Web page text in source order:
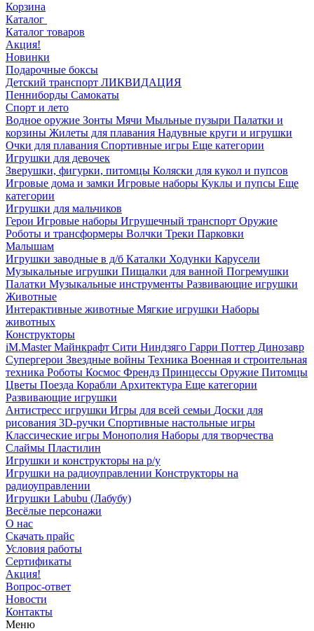
Корзина
Каталог
Каталог товаров
Акция!
Новинки
Подарочные боксы
Детский транспорт ЛИКВИДАЦИЯ
Пенниборды Самокаты
Спорт и лето
Водное оружие Зонты Мячи Мыльные пузыри Палатки и
корзины Жилеты для плавания Надувные круги и игрушки
Очки для плавания Спортивные игры Еще категории
Игрушки для девочек
Зверушки, фигурки, питомцы Коляски для кукол и пупсов
Игровые дома и замки Игровые наборы Куклы и пупсы Еще
категории
Игрушки для мальчиков
Герои Игровые наборы Игрушечный транспорт Оружие
Роботы и трансформеры Волчки Треки Парковки
Малышам
Игрушки заводные в д/б Каталки Ходунки Карусели
Музыкальные игрушки Пищалки для ванной Погремушки
Палатки Музыкальные инструменты Развивающие игрушки
Животные
Интерактивные животные Мягкие игрушки Наборы
животных
Конструкторы
iM.Master Майнкрафт Сити Ниндзяго Гарри Поттер Динозавр
Супергерои Звездные войны Техника Военная и строительная
техника Роботы Космос Френдз Принцессы Оружие Питомцы
Цветы Поезда Корабли Архитектура Еще категории
Развивающие игрушки
Антистресс игрушки Игры для всей семьи Доски для
рисования 3D-ручки Спортивные настольные игры
Классические игры Монополия Наборы для творчества
Слаймы Пластилин
Игрушки и конструкторы на р/у
Игрушки на радиоуправлении Конструкторы на
радиоуправлении
Игрушки Labubu (Лабубу)
Весёлые персонажи
О нас
Скачать прайс
Условия работы
Сертификаты
Акция!
Вопрос-ответ
Новости
Контакты
Меню